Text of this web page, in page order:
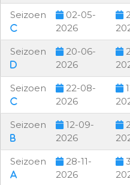
Seizoen
02-05-
2026
Seizoen
20-06-
2026
Seizoen
22-08-
2026
Seizoen
12-09-
2026
Seizoen
28-11-
2026